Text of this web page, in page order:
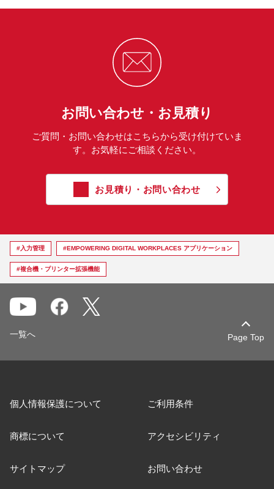
お問い合わせ・お見積り
ご質問・お問い合わせはこちらから受け付けていま
す。お気軽にご相談ください。
お見積り・お問い合わせ
#入力管理 #EMPOWERING DIGITAL WORKPLACES アプリケーション
#複合機・プリンター拡張機能
Page Top
一覧へ
個人情報保護について ご利用条件
商標について アクセシビリティ
サイトマップ お問い合わせ